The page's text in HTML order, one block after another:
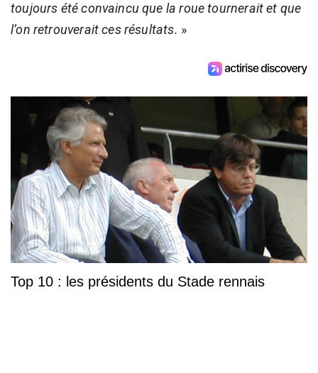
toujours été convaincu que la roue tournerait et que
l’on retrouverait ces résultats. »
Top 10 : les présidents du Stade rennais